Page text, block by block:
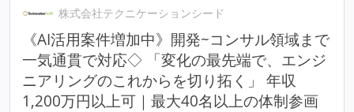
株式会社テクニケーションシード
《AI活用案件増加中》開発~コンサル領域まで
一気通貫で対応◇ 「変化の最先端で、エンジ
ニアリングのこれからを切り拓く」 年収
1,200万円以上可｜最大40名以上の体制参画